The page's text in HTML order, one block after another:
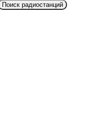
Поиск радиостанций